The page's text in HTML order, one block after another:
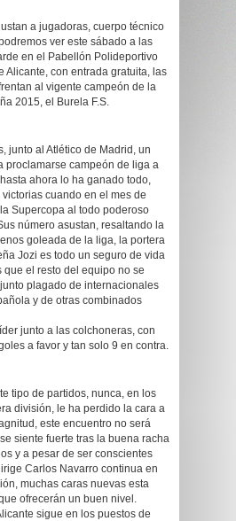
a jugadoras, cuerpo técnico
ver este sábado a las
en el Pabellón Polideportivo
Alicante, con entrada gratuita, las
al vigente campeón de la
2015, el Burela F.S.
junto al Atlético de Madrid, un
proclamarse campeón de liga a
ahora lo ha ganado todo,
cuando en el mes de
Supercopa al todo poderoso
número asustan, resaltando la
goleada de la liga, la portera
Jozi es todo un seguro de vida
que el resto del equipo no se
plagado de internacionales
y de otras combinados
junto a las colchoneras, con
a favor y tan solo 9 en contra.
tipo de partidos, nunca, en los
división, le ha perdido la cara a
este encuentro no será
siente fuerte tras la buena racha
y a pesar de ser conscientes
Carlos Navarro continua en
muchas caras nuevas esta
ofrecerán un buen nivel.
sigue en los puestos de